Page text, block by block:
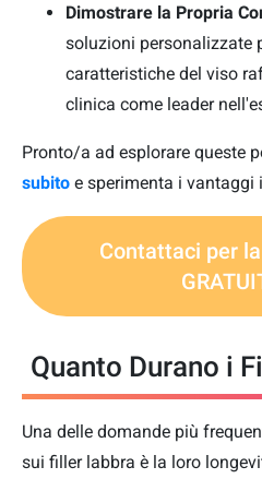
Dimostrare la Propria
soluzioni personalizzate
caratteristiche del viso
clinica come leader
Pronto/a ad esplorare queste
subito e sperimenta i vantaggi
Contattaci per
Quanto Durano i
Una delle domande più
sui filler labbra è la loro